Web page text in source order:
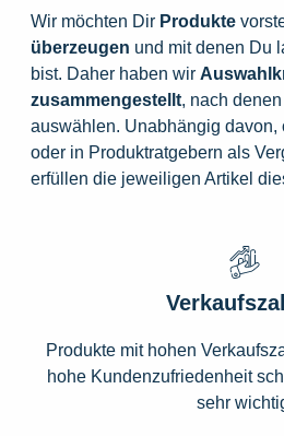
Wir möchten Dir Produkte
überzeugen und mit denen Du
bist. Daher haben wir
zusammengestellt, nach
auswählen. Unabhängig davon,
oder in Produktratgebern als
erfüllen die jeweiligen Artikel
Produkte mit hohen
hohe Kundenzufriedenheit
sehr